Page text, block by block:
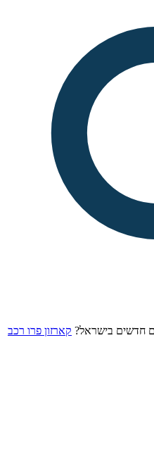
חדשים בישראל? קארזון פרו רכב